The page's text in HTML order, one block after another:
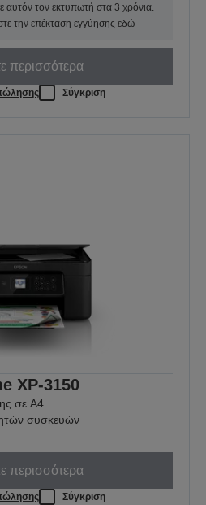
αυτόν τον εκτυπωτή στα 3 χρόνια.
την επέκταση εγγύησης εδώ
περισσότερα
Σύγκριση
XP-3150
σε A4
συσκευών
περισσότερα
Σύγκριση